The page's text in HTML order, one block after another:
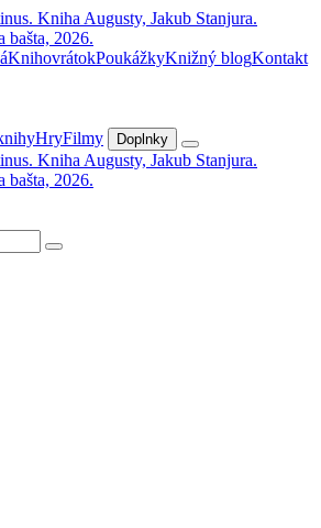
KnihovrátokPoukážkyKnižný blogKontakt
HryFilmy Doplnky